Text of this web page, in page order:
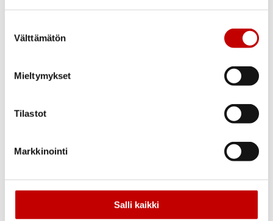
valinta
Välttämätön
Mieltymykset
Tilastot
Markkinointi
Salli kaikki
Luotettavuus
PEFC™-sertifioitu – puuraaka-aine